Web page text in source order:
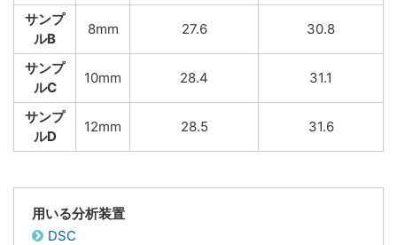
サンプ
ルB
8mm 27.6 30.8
サンプ
ルC
10mm 28.4 31.1
サンプ
ルD
12mm 28.5 31.6
用いる分析装置
DSC